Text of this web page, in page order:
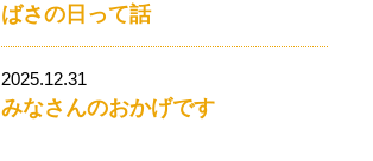
ばさの日って話
2025.12.31
みなさんのおかげです